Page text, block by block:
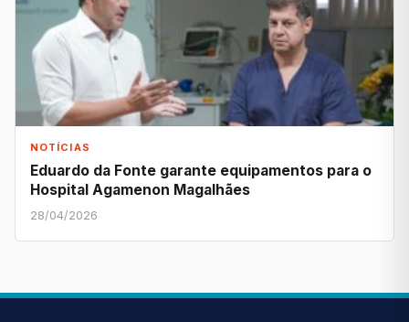
NOTÍCIAS
Eduardo da Fonte garante equipamentos para o
Hospital Agamenon Magalhães
28/04/2026